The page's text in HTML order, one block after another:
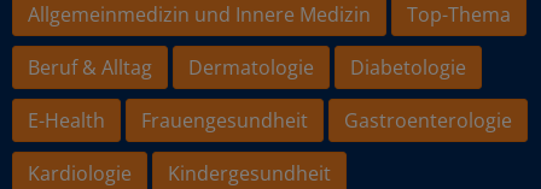
Allgemeinmedizin und Innere Medizin
Top-Thema
Beruf & Alltag
Dermatologie
Diabetologie
E-Health
Frauengesundheit
Gastroenterologie
Kardiologie
Kindergesundheit